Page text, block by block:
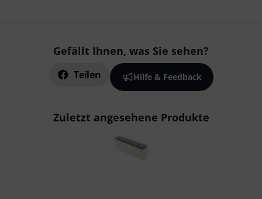
Gefällt Ihnen, was Sie sehen?
Teilen Hilfe & Feedback
Zuletzt angesehene Produkte